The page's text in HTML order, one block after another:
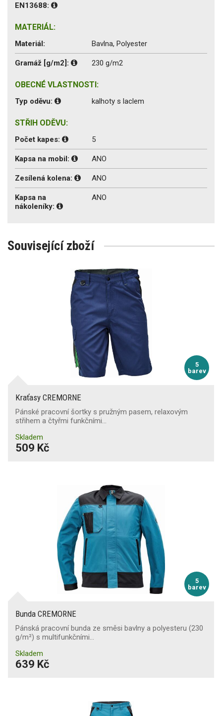
EN13688:
MATERIÁL:
Materiál: Bavlna, Polyester
Gramáž [g/m2]: 230 g/m2
OBECNÉ VLASTNOSTI:
Typ oděvu: kalhoty s laclem
STŘIH ODĚVU:
Počet kapes: 5
Kapsa na mobil: ANO
Zesílená kolena: ANO
Kapsa na
nákoleníky:
ANO
Související zboží
5
barev
Kraťasy CREMORNE
Pánské pracovní šortky s pružným pasem, relaxovým
střihem a čtyřmi funkčními…
Skladem
509 Kč
5
barev
Bunda CREMORNE
Pánská pracovní bunda ze směsi bavlny a polyesteru (230
g/m²) s multifunkčními…
Skladem
639 Kč